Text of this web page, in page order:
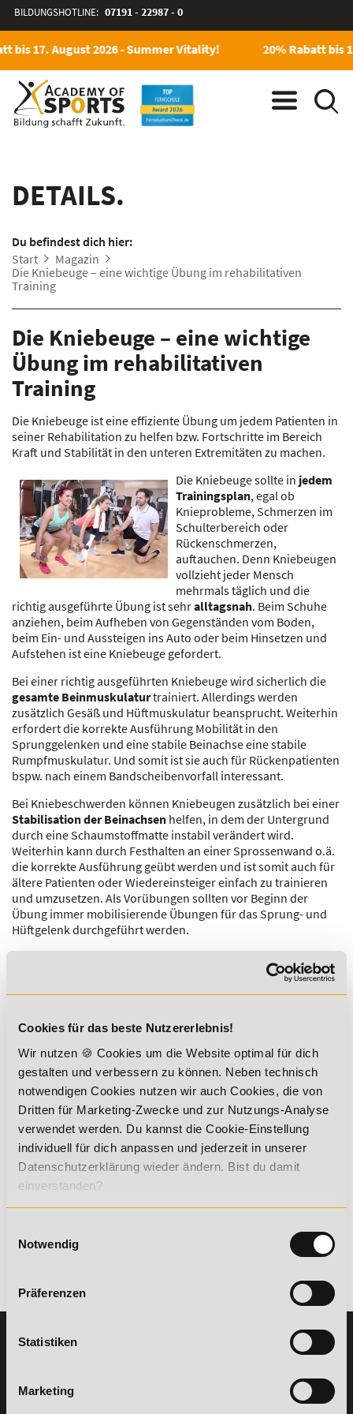
Cookies für das beste Nutzererlebnis!
Wir nutzen 🍪 Cookies um die Website optimal für dich
gestalten und verbessern zu können. Neben technisch
notwendigen Cookies nutzen wir auch Cookies, die von
Dritten für Marketing-Zwecke und zur Nutzungs-Analyse
verwendet werden. Du kannst die Cookie-Einstellung
individuell für dich anpassen und jederzeit in unserer
Datenschutzerklärung wieder ändern. Bist du damit
einverstanden?
Notwendig
Präferenzen
Statistiken
Marketing
BILDUNGSHOTLINE: 07191 - 22987 - 0
bis 17. August 2026 - Summer Vitality! 20% Rabatt bis
DETAILS.
Du befindest dich hier:
Start
Magazin
Die Kniebeuge – eine wichtige Übung im rehabilitativen
Training
Die Kniebeuge – eine wichtige
Übung im rehabilitativen
Training
Die Kniebeuge ist eine effiziente Übung um jedem Patienten in
seiner Rehabilitation zu helfen bzw. Fortschritte im Bereich
Kraft und Stabilität in den unteren Extremitäten zu machen.
Die Kniebeuge sollte in jedem
Trainingsplan, egal ob
Knieprobleme, Schmerzen im
Schulterbereich oder
Rückenschmerzen,
auftauchen. Denn Kniebeugen
vollzieht jeder Mensch
mehrmals täglich und die
richtig ausgeführte Übung ist sehralltagsnah. Beim Schuhe
anziehen, beim Aufheben von Gegenständen vom Boden,
beim Ein- und Aussteigen ins Auto oder beim Hinsetzen und
Aufstehen ist eine Kniebeuge gefordert.
Bei einer richtig ausgeführten Kniebeuge wird sicherlich die
gesamte Beinmuskulaturtrainiert. Allerdings werden
zusätzlich Gesäß und Hüftmuskulatur beansprucht. Weiterhin
erfordert die korrekte Ausführung Mobilität in den
Sprunggelenken und eine stabile Beinachse eine stabile
Rumpfmuskulatur. Und somit ist sie auch für Rückenpatienten
bspw. nach einem Bandscheibenvorfall interessant.
Bei Kniebeschwerden können Kniebeugen zusätzlich bei einer
Stabilisation der Beinachsen helfen, in dem der Untergrund
durch eine Schaumstoffmatte instabil verändert wird.
Weiterhin kann durch Festhalten an einer Sprossenwand o.ä.
die korrekte Ausführung geübt werden und ist somit auch für
ältere Patienten oder Wiedereinsteiger einfach zu trainieren
und umzusetzen. Als Vorübungen sollten vor Beginn der
Übung immer mobilisierende Übungen für das Sprung- und
Hüftgelenk durchgeführt werden.
Patient zur einbeinigen Variante (Pistol Squat) übergehen, was
Zusammenfassung
Dies sind nur einige Gründe warum eine Kniebeuge in jeden
Trainingsplan gehört. Es ist alltagsnah und für jeden Patienten
geeignet. Der größte Vorteil jedoch für den Trainier ist: Sie ist
überall durchführbar und benötigt keine Trainingsgeräte!
Quellenangaben (Stand: 12.2018)
https://www.achim-achilles.de/training/lauf-
training/22492-kniebeuge-squats.html
https://www.fitforfun.de/sport/fitness-
studio/kniebeugen-die-koenigsdisziplin-
KONTAKT
WhatsApp:
INFORMATIONEN
Lernmethoden